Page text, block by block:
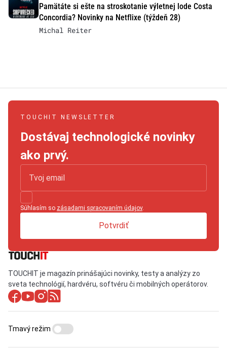
Pamätáte si ešte na stroskotanie výletnej lode Costa
Concordia? Novinky na Netflixe (týždeň 28)
Michal Reiter
TOUCHIT NEWSLETTER
Dostávaj technologické novinky
ako prvý.
Súhlasím so zásadami spracovaním údajov.
Potvrdiť
TOUCHIT je magazín prinášajúci novinky, testy a analýzy zo
sveta technológií, hardvéru, softvéru či mobilných operátorov.
Tmavý režim